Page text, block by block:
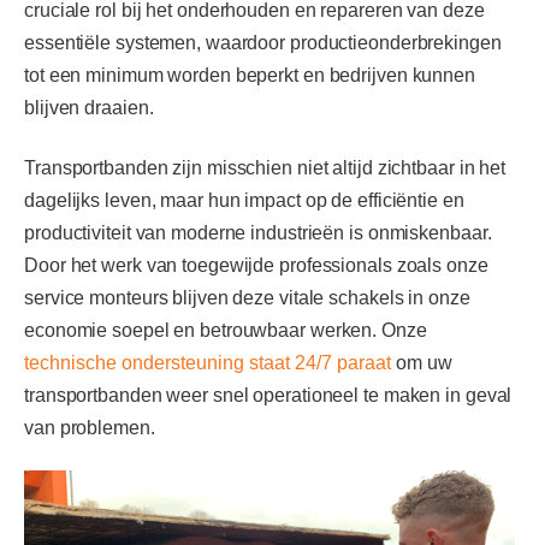
cruciale rol bij het onderhouden en repareren van deze
essentiële systemen, waardoor productieonderbrekingen
tot een minimum worden beperkt en bedrijven kunnen
blijven draaien.
Transportbanden zijn misschien niet altijd zichtbaar in het
dagelijks leven, maar hun impact op de efficiëntie en
productiviteit van moderne industrieën is onmiskenbaar.
Door het werk van toegewijde professionals zoals onze
service monteurs blijven deze vitale schakels in onze
economie soepel en betrouwbaar werken. Onze
technische ondersteuning staat 24/7 paraatom uw
transportbanden weer snel operationeel te maken in geval
van problemen.